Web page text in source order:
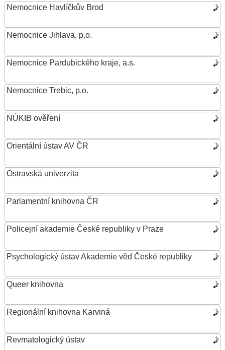
Nemocnice Havlíčkův Brod
Nemocnice Jihlava, p.o.
Nemocnice Pardubického kraje, a.s.
Nemocnice Trebic, p.o.
NÚKIB ověření
Orientální ústav AV ČR
Ostravská univerzita
Parlamentní knihovna ČR
Policejní akademie České republiky v Praze
Psychologický ústav Akademie věd České republiky
Queer knihovna
Regionální knihovna Karviná
Revmatologický ústav